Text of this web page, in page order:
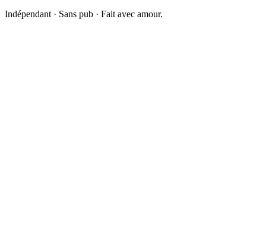
Indépendant · Sans pub · Fait avec amour.